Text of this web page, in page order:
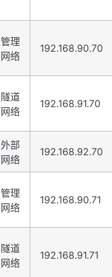
管理
网络
192.168.90.70
隧道
网络
192.168.91.70
外部
网络
192.168.92.70
管理
网络
192.168.90.71
隧道
网络
192.168.91.71